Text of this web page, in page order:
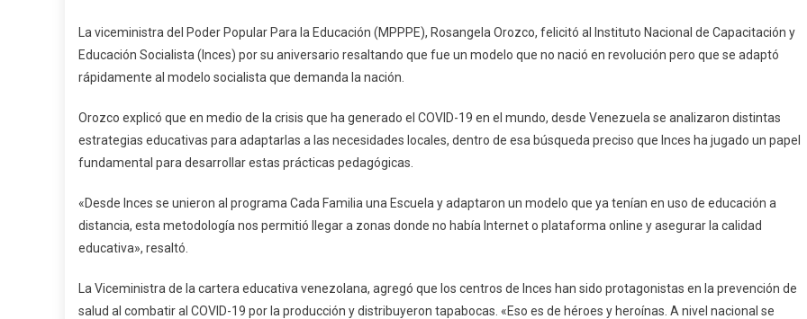
La viceministra del Poder Popular Para la Educación (MPPPE), Rosangela Orozco, felicitó al Instituto Nacional de Capacitación y
Educación Socialista (Inces) por su aniversario resaltando que fue un modelo que no nació en revolución pero que se adaptó
rápidamente al modelo socialista que demanda la nación.
Orozco explicó que en medio de la crisis que ha generado el COVID-19 en el mundo, desde Venezuela se analizaron distintas
estrategias educativas para adaptarlas a las necesidades locales, dentro de esa búsqueda preciso que Inces ha jugado un papel
fundamental para desarrollar estas prácticas pedagógicas.
«Desde Inces se unieron al programa Cada Familia una Escuela y adaptaron un modelo que ya tenían en uso de educación a
distancia, esta metodología nos permitió llegar a zonas donde no había Internet o plataforma online y asegurar la calidad
educativa», resaltó.
La Viceministra de la cartera educativa venezolana, agregó que los centros de Inces han sido protagonistas en la prevención de
salud al combatir al COVID-19 por la producción y distribuyeron tapabocas. «Eso es de héroes y heroínas. A nivel nacional se